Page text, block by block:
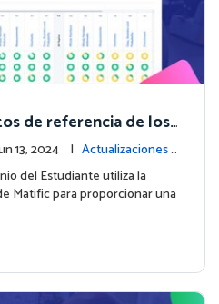
de referencia de los
Informe de Domi
13, 2024 | Actualizaciones
del Estudiante utiliza la
Matific para proporcionar una